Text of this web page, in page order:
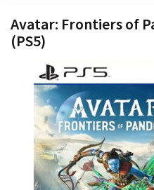
Avatar: Frontiers of
(PS5)